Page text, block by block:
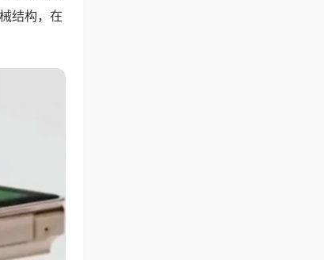
结构，在